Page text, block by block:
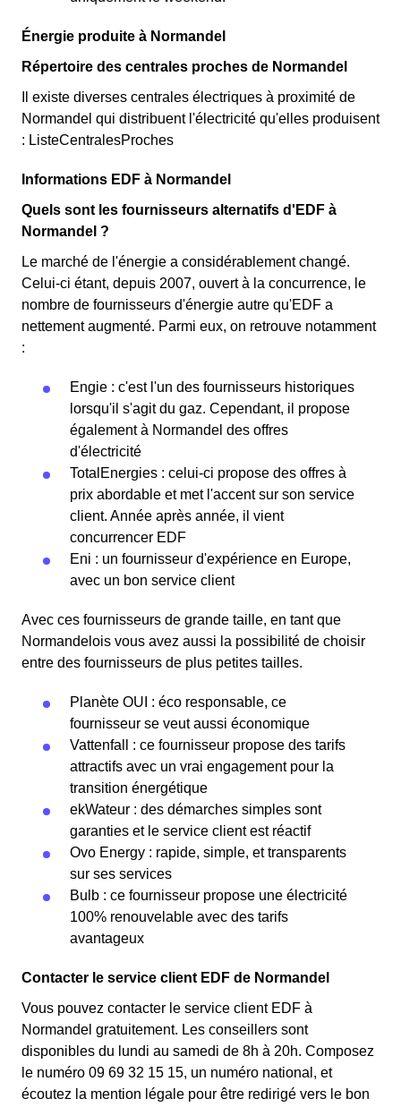
Énergie produite à Normandel
Répertoire des centrales proches de Normandel
Il existe diverses centrales électriques à proximité de
Normandel qui distribuent l'électricité qu'elles produisent
: ListeCentralesProches
Informations EDF à Normandel
Quels sont les fournisseurs alternatifs d'EDF à
Normandel ?
Le marché de l'énergie a considérablement changé.
Celui-ci étant, depuis 2007, ouvert à la concurrence, le
nombre de fournisseurs d'énergie autre qu'EDF a
nettement augmenté. Parmi eux, on retrouve notamment
:
Engie : c'est l'un des fournisseurs historiques
lorsqu'il s'agit du gaz. Cependant, il propose
également à Normandel des offres
d'électricité
TotalEnergies : celui-ci propose des offres à
prix abordable et met l'accent sur son service
client. Année après année, il vient
concurrencer EDF
Eni : un fournisseur d'expérience en Europe,
avec un bon service client
Avec ces fournisseurs de grande taille, en tant que
Normandelois vous avez aussi la possibilité de choisir
entre des fournisseurs de plus petites tailles.
Planète OUI : éco responsable, ce
fournisseur se veut aussi économique
Vattenfall : ce fournisseur propose des tarifs
attractifs avec un vrai engagement pour la
transition énergétique
ekWateur : des démarches simples sont
garanties et le service client est réactif
Ovo Energy : rapide, simple, et transparents
sur ses services
Bulb : ce fournisseur propose une électricité
100% renouvelable avec des tarifs
avantageux
Contacter le service client EDF de Normandel
Vous pouvez contacter le service client EDF à
Normandel gratuitement. Les conseillers sont
disponibles du lundi au samedi de 8h à 20h. Composez
le numéro 09 69 32 15 15, un numéro national, et
écoutez la mention légale pour être redirigé vers le bon